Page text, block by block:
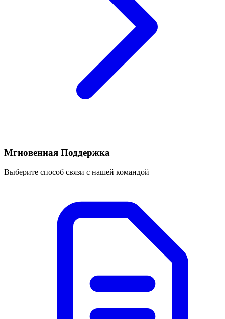
Мгновенная Поддержка
Выберите способ связи с нашей командой